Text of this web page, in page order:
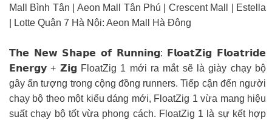
Mall Bình Tân | Aeon Mall Tân Phú | Crescent Mall | Estella
| Lotte Quận 7 Hà Nội: Aeon Mall Hà Đông
𝗧𝗵𝗲 𝗡𝗲𝘄 𝗦𝗵𝗮𝗽𝗲 𝗼𝗳 𝗥𝘂𝗻𝗻𝗶𝗻𝗴: 𝗙𝗹𝗼𝗮𝘁𝗭𝗶𝗴 𝗙𝗹𝗼𝗮𝘁𝗿𝗶𝗱𝗲
𝗘𝗻𝗲𝗿𝗴𝘆 + 𝗭𝗶𝗴 FloatZig 1 mới ra mắt sẽ là giày chạy bộ
gây ấn tượng trong cộng đồng runners. Tiếp cận đến người
chạy bộ theo một kiểu dáng mới, FloatZig 1 vừa mang hiệu
suất chạy bộ tốt vừa phong cách. FloatZig 1 là sự kết hợp